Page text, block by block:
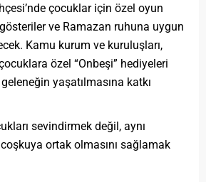
çocuklar için özel oyun
ve Ramazan ruhuna uygun
Kamu kurum ve kuruluşları,
özel “Onbeşi” hediyeleri
yaşatılmasına katkı
sevindirmek değil, aynı
ortak olmasını sağlamak